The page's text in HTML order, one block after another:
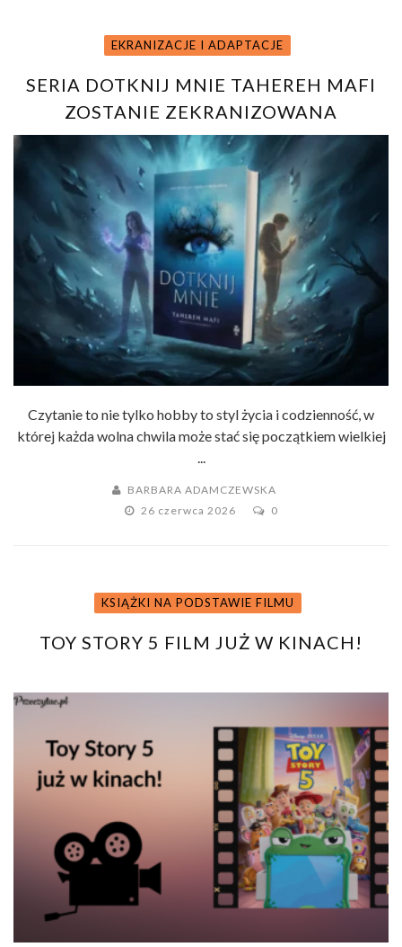
EKRANIZACJE I ADAPTACJE
SERIA DOTKNIJ MNIE TAHEREH MAFI
ZOSTANIE ZEKRANIZOWANA
Czytanie to nie tylko hobby to styl życia i codzienność, w
której każda wolna chwila może stać się początkiem wielkiej
BARBARA ADAMCZEWSKA
26 czerwca 2026
0
KSIĄŻKI NA PODSTAWIE FILMU
TOY STORY 5 FILM JUŻ W KINACH!